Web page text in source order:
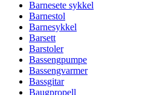
Barnesete sykkel
Barnestol
Barnesykkel
Barsett
Barstoler
Bassengpumpe
Bassengvarmer
Bassgitar
Baugpropell